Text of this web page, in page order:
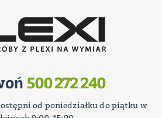
500 272 240
od poniedziałku do piątku w